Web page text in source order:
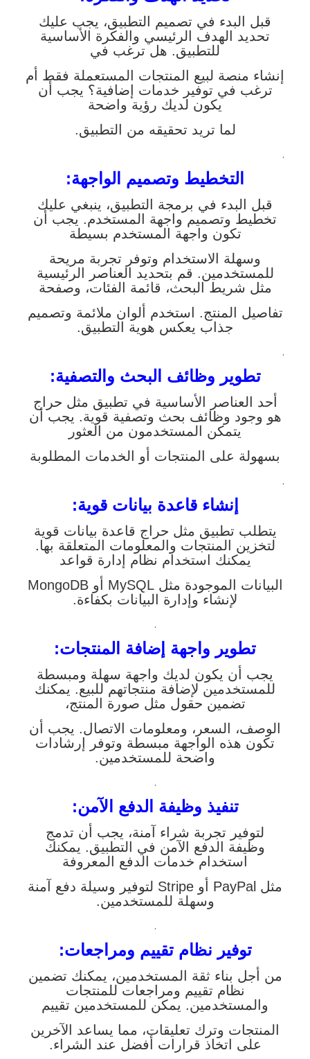
قبل البدء في تصميم التطبيق، يجب عليك
تحديد الهدف الرئيسي والفكرة الأساسية
للتطبيق. هل ترغب في
إنشاء منصة لبيع المنتجات المستعملة فقط أم
ترغب في توفير خدمات إضافية؟ يجب أن
يكون لديك رؤية واضحة
لما تريد تحقيقه من التطبيق.
.
التخطيط وتصميم الواجهة:
قبل البدء في برمجة التطبيق، ينبغي عليك
تخطيط وتصميم واجهة المستخدم. يجب أن
تكون واجهة المستخدم بسيطة
وسهلة الاستخدام وتوفر تجربة مريحة
للمستخدمين. قم بتحديد العناصر الرئيسية
مثل شريط البحث، قائمة الفئات، وصفحة
تفاصيل المنتج. استخدم ألوان ملائمة وتصميم
جذاب يعكس هوية التطبيق.
.
تطوير وظائف البحث والتصفية:
أحد العناصر الأساسية في تطبيق مثل حراج
هو وجود وظائف بحث وتصفية قوية. يجب أن
يتمكن المستخدمون من العثور
بسهولة على المنتجات أو الخدمات المطلوبة
.
إنشاء قاعدة بيانات قوية:
يتطلب تطبيق مثل حراج قاعدة بيانات قوية
لتخزين المنتجات والمعلومات المتعلقة بها.
يمكنك استخدام نظام إدارة قواعد
البيانات الموجودة مثل MySQL أو MongoDB
لإنشاء وإدارة البيانات بكفاءة.
.
تطوير واجهة إضافة المنتجات:
يجب أن يكون لديك واجهة سهلة ومبسطة
للمستخدمين لإضافة منتجاتهم للبيع. يمكنك
تضمين حقول مثل صورة المنتج،
الوصف، السعر، ومعلومات الاتصال. يجب أن
تكون هذه الواجهة مبسطة وتوفر إرشادات
واضحة للمستخدمين.
.
تنفيذ وظيفة الدفع الآمن:
لتوفير تجربة شراء آمنة، يجب أن تدمج
وظيفة الدفع الآمن في التطبيق. يمكنك
استخدام خدمات الدفع المعروفة
مثل PayPal أو Stripe لتوفير وسيلة دفع آمنة
وسهلة للمستخدمين.
.
توفير نظام تقييم ومراجعات:
من أجل بناء ثقة المستخدمين، يمكنك تضمين
نظام تقييم ومراجعات للمنتجات
والمستخدمين. يمكن للمستخدمين تقييم
المنتجات وترك تعليقات، مما يساعد الآخرين
على اتخاذ قرارات أفضل عند الشراء.